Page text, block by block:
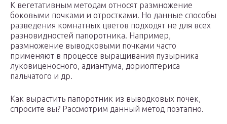
К вегетативным методам относят размножение
боковыми почками и отростками. Но данные способы
разведения комнатных цветов подходят не для всех
разновидностей папоротника. Например,
размножение выводковыми почками часто
применяют в процессе выращивания пузырника
луковиценосного, адиантума, дориоптериса
пальчатого и др.
Как вырастить папоротник из выводковых почек,
спросите вы? Рассмотрим данный метод поэтапно.